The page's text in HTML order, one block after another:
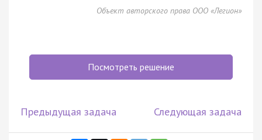
Объект авторского права ООО «Легион»
Посмотреть решение
Предыдущая задача Следующая задача